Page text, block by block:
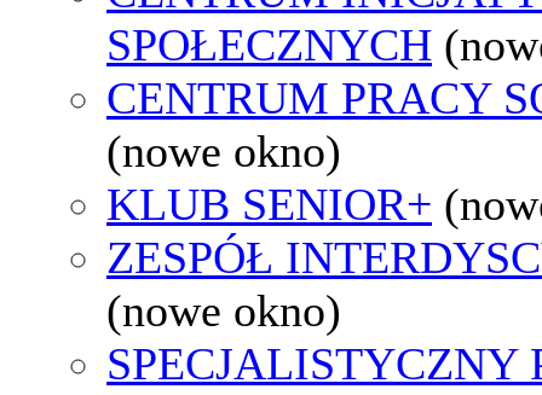
SPOŁECZNYCH
CENTRUM PRACY
(nowe okno)
KLUB SENIOR+
ZESPÓŁ
(nowe okno)
SPECJALISTYCZNY